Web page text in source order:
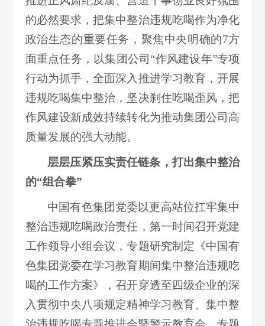
的必然要求，把集中整治违规吃喝作为净化
政治生态的重要任务，聚焦中央明确的7方
面重点任务，以集团公司“作风建设年”专项
行动为抓手，全面深入推进学习教育，开展
违规吃喝集中整治，坚决刹住吃喝歪风，把
作风建设新成效持续转化为推动集团公司高
质量发展的强大动能。
层层压紧压实责任链条，打出集中整治
的“组合拳”
中国有色集团党委以更高站位扛牢集中
整治违规吃喝政治责任，第一时间召开党建
工作领导小组会议，专题研究制定《中国有
色集团党委在学习教育期间集中整治违规吃
喝的工作方案》，召开穿透至四级企业的深
入贯彻中央八项规定精神学习教育、集中整